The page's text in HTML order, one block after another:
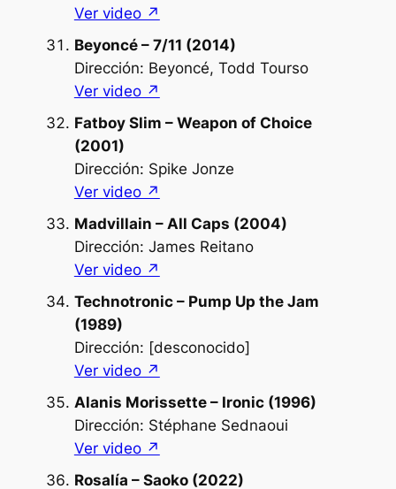
Ver video ↗︎
Beyoncé – 7/11 (2014)
Dirección: Beyoncé, Todd Tourso
Ver video ↗︎
Fatboy Slim – Weapon of Choice
(2001)
Dirección: Spike Jonze
Ver video ↗︎
Madvillain – All Caps (2004)
Dirección: James Reitano
Ver video ↗︎
Technotronic – Pump Up the Jam
(1989)
Dirección: [desconocido]
Ver video ↗︎
Alanis Morissette – Ironic (1996)
Dirección: Stéphane Sednaoui
Ver video ↗︎
Rosalía – Saoko (2022)